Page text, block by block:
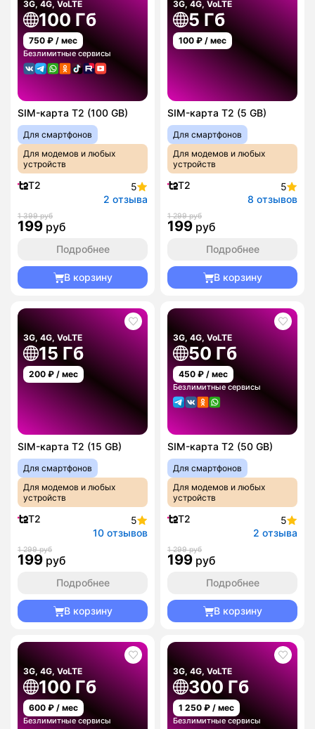
3G, 4G, VoLTE
100 Гб
750 ₽ / мес
Безлимитные сервисы
SIM-карта T2 (100 GB)
Для смартфонов
Для модемов и любых
устройств
T2
5
2 отзыва
1 399 руб
199 руб
Подробнее
В корзину
3G, 4G, VoLTE
5 Гб
100 ₽ / мес
SIM-карта T2 (5 GB)
Для смартфонов
Для модемов и любых
устройств
T2
5
8 отзывов
1 299 руб
199 руб
Подробнее
В корзину
3G, 4G, VoLTE
15 Гб
200 ₽ / мес
SIM-карта T2 (15 GB)
Для смартфонов
Для модемов и любых
устройств
T2
5
10 отзывов
1 299 руб
199 руб
Подробнее
В корзину
3G, 4G, VoLTE
50 Гб
450 ₽ / мес
Безлимитные сервисы
SIM-карта T2 (50 GB)
Для смартфонов
Для модемов и любых
устройств
T2
5
2 отзыва
1 299 руб
199 руб
Подробнее
В корзину
3G, 4G, VoLTE
100 Гб
600 ₽ / мес
Безлимитные сервисы
3G, 4G, VoLTE
300 Гб
1 250 ₽ / мес
Безлимитные сервисы